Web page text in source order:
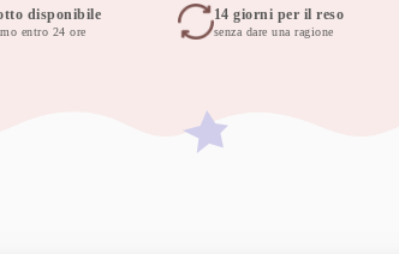
disponibile
entro 24 ore
14 giorni per il reso
senza dare una ragione